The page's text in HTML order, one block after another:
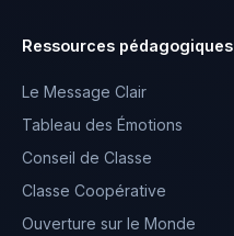
Ressources pédagogiques
Le Message Clair
Tableau des Émotions
Conseil de Classe
Classe Coopérative
Ouverture sur le Monde